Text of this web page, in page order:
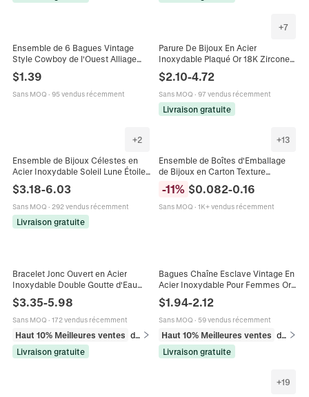
Ensemble de 6 Bagues Vintage
Style Cowboy de l'Ouest Alliage
Taureau Cactus Motif Argent
Antique Bagues Bohèmes Bijoux
$1.39
Sans MOQ · 95 vendus récemment
+7
Parure De Bijoux En Acier
Inoxydable Plaqué Or 18K Zircone
Bracelet Pour Femme Élégant
$2.10-4.72
Sans MOQ · 97 vendus récemment
Livraison gratuite
+2
Ensemble de Bijoux Célestes en
Acier Inoxydable Soleil Lune Étoiles
Bague Bracelet Boucles d'Oreilles
Plaqué Or 18K Strass
$3.18-6.03
Sans MOQ · 292 vendus récemment
Livraison gratuite
+13
Ensemble de Boîtes d'Emballage
de Bijoux en Carton Texture
Losange pour Collier Bracelet
Boucle d'Oreille Bague Boîtes
Cadeaux Carré Rectangle Boîte à
-11% $0.082-0.16
Sans MOQ · 1K+ vendus récemment
Bracelet Jonc Ouvert en Acier
Inoxydable Double Goutte d'Eau
Plaquée Or Argent Bijoux de Mode
Femme
$3.35-5.98
Sans MOQ · 172 vendus récemment
Haut 10% Meilleures ventes
dans Bracelets
Livraison gratuite
Bagues Chaîne Esclave Vintage En
Acier Inoxydable Pour Femmes Or
Double Doigt
$1.94-2.12
Sans MOQ · 59 vendus récemment
Haut 10% Meilleures ventes
Livraison gratuite
+19